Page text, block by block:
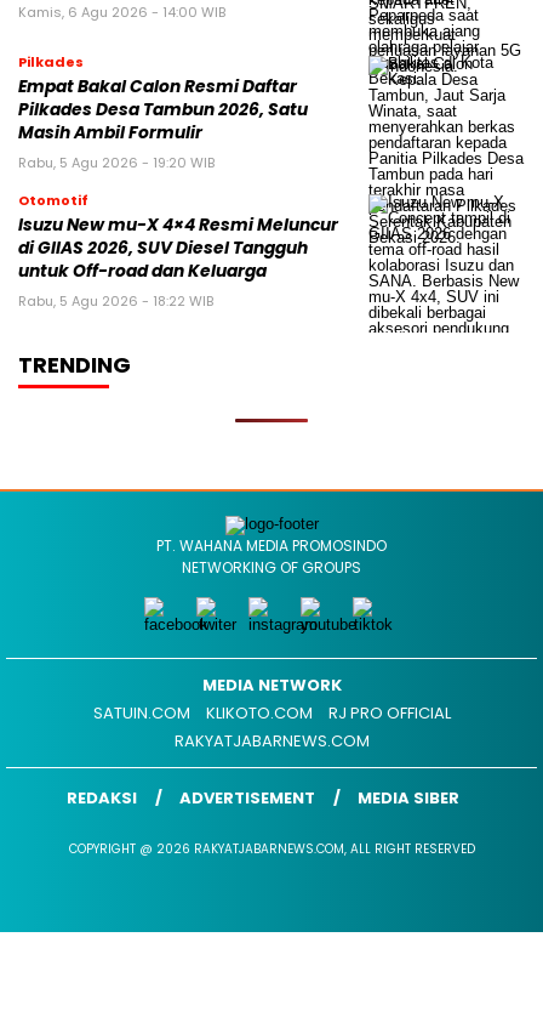
Kamis, 6 Agu 2026 - 14:00 WIB
Pilkades
Empat Bakal Calon Resmi Daftar
Pilkades Desa Tambun 2026, Satu
Masih Ambil Formulir
Rabu, 5 Agu 2026 - 19:20 WIB
Otomotif
Isuzu New mu-X 4×4 Resmi Meluncur
di GIIAS 2026, SUV Diesel Tangguh
untuk Off-road dan Keluarga
Rabu, 5 Agu 2026 - 18:22 WIB
TRENDING
PT. WAHANA MEDIA PROMOSINDO
NETWORKING OF GROUPS
MEDIA NETWORK
SATUIN.COM
KLIKOTO.COM
RJ PRO OFFICIAL
RAKYATJABARNEWS.COM
REDAKSI ADVERTISEMENT MEDIA SIBER
COPYRIGHT @ 2026 RAKYATJABARNEWS.COM, ALL RIGHT RESERVED